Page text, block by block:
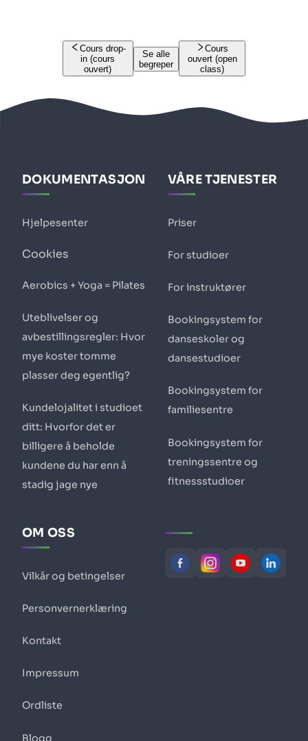
Cours drop-
in (cours
ouvert)
Se alle
begreper
Cours
ouvert (open
class)
DOKUMENTASJON
Hjelpesenter
Cookies
Aerobics + Yoga = Pilates
Uteblivelser og
avbestillingsregler: Hvor
mye koster tomme
plasser deg egentlig?
Kundelojalitet i studioet
ditt: Hvorfor det er
billigere å beholde
kundene du har enn å
stadig jage nye
VÅRE TJENESTER
Priser
For studioer
For instruktører
Bookingsystem for
danseskoler og
dansestudioer
Bookingsystem for
familiesentre
Bookingsystem for
treningssentre og
fitnessstudioer
OM OSS
Vilkår og betingelser
Personvernerklæring
Kontakt
Impressum
Ordliste
Blogg